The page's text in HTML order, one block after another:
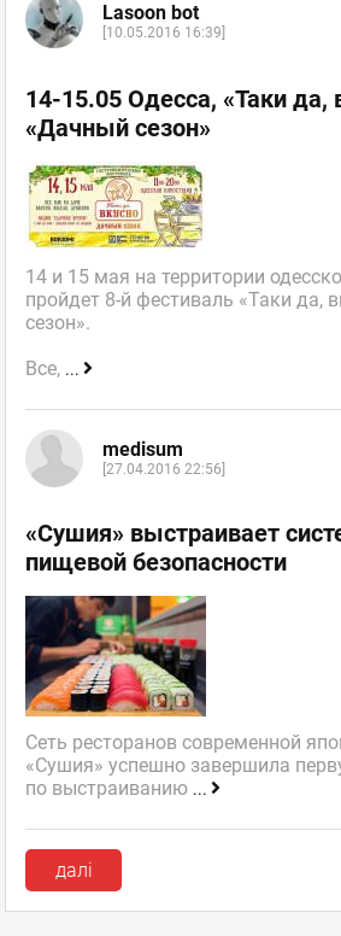
Lasoon bot
[10.05.2016 16:39]
14-15.05 Одесса, «Таки да,
«Дачный сезон»
14 и 15 мая на территории
пройдет 8-й фестиваль «Таки да,
сезон».
Все, ...
medisum
[27.04.2016 22:56]
«Сушия» выстраивает
пищевой безопасности
Сеть ресторанов современной
«Сушия» успешно завершила
по выстраиванию ...
далі